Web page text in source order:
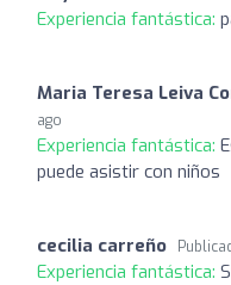
Experiencia fantástica:
Maria Teresa Leiva
ago
Experiencia fantástica:
puede asistir con niños
cecilia carreño
Experiencia fantástica: